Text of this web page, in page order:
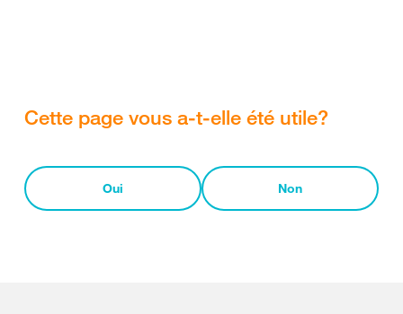
Cette page vous a-t-elle été utile?
Oui Non